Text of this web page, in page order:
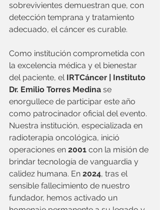
sobrevivientes demuestran que, con
detección temprana y tratamiento
adecuado, el cáncer es curable.
Como institución comprometida con
la excelencia médica y el bienestar
del paciente, el IRTCáncer | Instituto
Dr. Emilio Torres Medina se
enorgullece de participar este año
como patrocinador oficial del evento.
Nuestra institución, especializada en
radioterapia oncológica, inició
operaciones en 2001 con la misión de
brindar tecnología de vanguardia y
calidez humana. En 2024, tras el
sensible fallecimiento de nuestro
fundador, hemos activado un